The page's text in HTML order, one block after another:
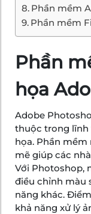
Phần mềm
Phần mềm
Phần
họa
Adobe
thuộc trong lĩnh
họa. Phần
mẽ giúp các
Với Photoshop,
điều chỉnh màu
năng khác.
khả năng xử lý